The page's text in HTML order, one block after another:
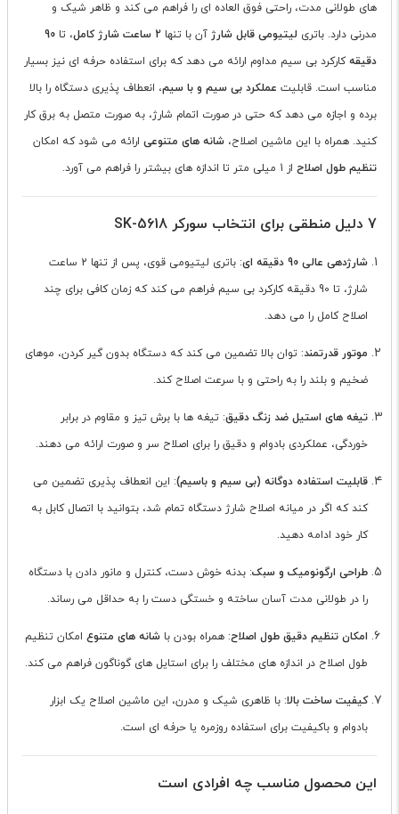
های طولانی مدت، راحتی فوق العاده ای را فراهم می کند و ظاهر شیک و
مدرنی دارد. باتری لیتیومی قابل شارژ آن با تنها 2 ساعت شارژ کامل ، تا 90
دقیقهکارکرد بی سیم مداوم ارائه می دهد که برای استفاده حرفه ای نیز بسیار
مناسب است. قابلیت عملکرد بی سیم و با سیم، انعطاف پذیری دستگاه را بالا
برده و اجازه می دهد که حتی در صورت اتمام شارژ، به صورت متصل به برق کار
کنید. همراه با این ماشین اصلاح، شانه های متنوعی ارائه می شود که امکان
تنظیم طول اصلاح از 1 میلی متر تا اندازه های بیشتر را فراهم می آورد.
7 دلیل منطقی برای انتخاب سورکر SK-5618
شارژدهی عالی 90 دقیقه ای
: باتری لیتیومی قوی، پس از تنها 2 ساعت
شارژ، تا 90 دقیقه کارکرد بی سیم فراهم می کند که زمان کافی برای چند
اصلاح کامل را می دهد.
موتور قدرتمند: توان بالا تضمین می کند که دستگاه بدون گیر کردن، موهای
ضخیم و بلند را به راحتی و با سرعت اصلاح کند.
تیغه های استیل ضد زنگ دقیق: تیغه ها با برش تیز و مقاوم در برابر
خوردگی، عملکردی بادوام و دقیق را برای اصلاح سر و صورت ارائه می دهند.
قابلیت استفاده دوگانه (بی سیم و باسیم): این انعطاف پذیری تضمین می
کند که اگر در میانه اصلاح شارژ دستگاه تمام شد، بتوانید با اتصال کابل به
کار خود ادامه دهید.
طراحی ارگونومیک و سبک: بدنه خوش دست، کنترل و مانور دادن با دستگاه
را در طولانی مدت آسان ساخته و خستگی دست را به حداقل می رساند.
امکان تنظیم دقیق طول اصلاح: همراه بودن با شانه های متنوع امکان تنظیم
طول اصلاح در اندازه های مختلف را برای استایل های گوناگون فراهم می کند.
کیفیت ساخت بالا: با ظاهری شیک و مدرن، این ماشین اصلاح یک ابزار
بادوام و باکیفیت برای استفاده روزمره یا حرفه ای است.
این محصول مناسب چه افرادی است